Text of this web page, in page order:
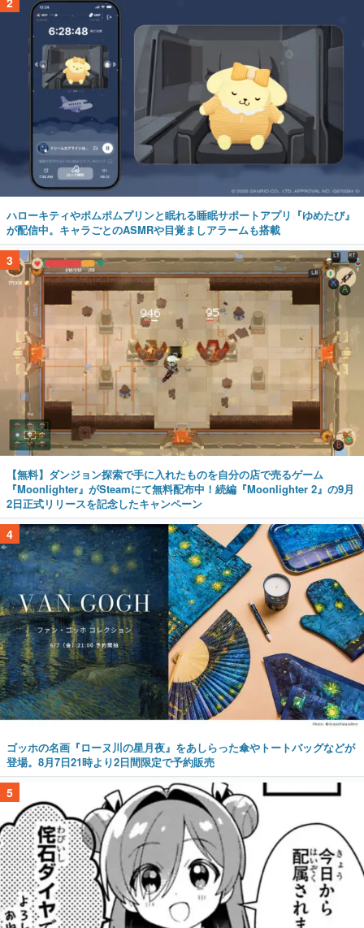
ハローキティやポムポムプリンと眠れる睡眠サポートアプリ『ゆめたび』
が配信中。キャラごとのASMRや目覚ましアラームも搭載
3
【無料】ダンジョン探索で手に入れたものを自分の店で売るゲーム
『Moonlighter』がSteamにて無料配布中！続編『Moonlighter 2』の9月
2日正式リリースを記念したキャンペーン
4
ゴッホの名画『ローヌ川の星月夜』をあしらった傘やトートバッグなどが
登場。8月7日21時より2日間限定で予約販売
5